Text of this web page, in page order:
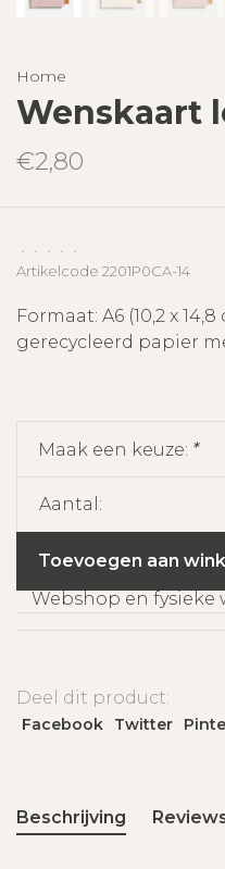
Home
Wenskaart
€2,80
• • • •
•
Artikelcode 2201P0CA-14
Formaat: A6 (10,2 x
gerecycleerd papier
Maak een keuze: *
Aantal:
Toevoegen aan
Webshop en fysieke
Deel dit product:
Facebook Twitter
Beschrijving